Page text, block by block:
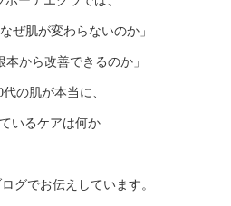
ぜ肌が変わらないのか」
本から改善できるのか」
の肌が本当に、
いるケアは何か
グでお伝えしています。